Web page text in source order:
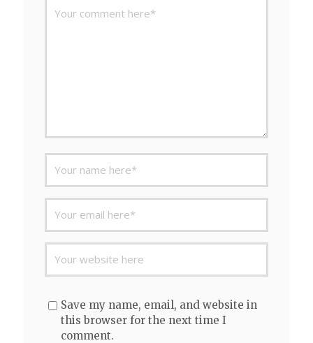
Save my name, email, and website in
this browser for the next time I
comment.